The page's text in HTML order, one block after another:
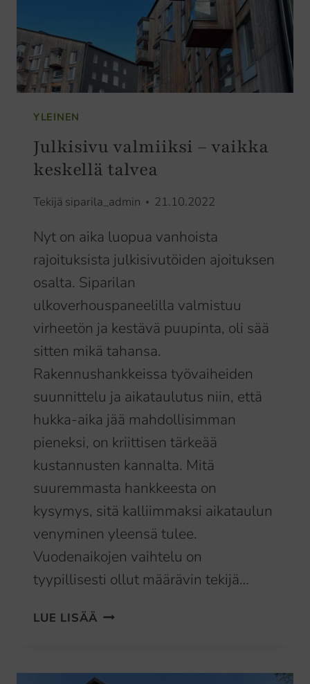
YLEINEN
Julkisivu valmiiksi – vaikka
keskellä talvea
Tekijä siparila_admin 21.10.2022
Nyt on aika luopua vanhoista
rajoituksista julkisivutöiden ajoituksen
osalta. Siparilan
ulkoverhouspaneelilla valmistuu
virheetön ja kestävä puupinta, oli sää
sitten mikä tahansa.
Rakennushankkeissa työvaiheiden
suunnittelu ja aikataulutus niin, että
hukka-aika jää mahdollisimman
pieneksi, on kriittisen tärkeää
kustannusten kannalta. Mitä
suuremmasta hankkeesta on
kysymys, sitä kalliimmaksi aikataulun
venyminen yleensä tulee.
Vuodenaikojen vaihtelu on
tyypillisesti ollut määrävin tekijä…
LUE LISÄÄ JULKISIVU